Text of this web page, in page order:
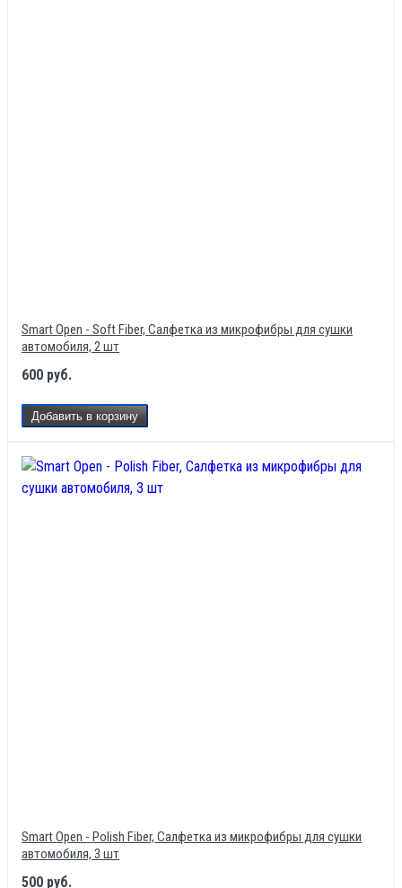
Smart Open - Soft Fiber, Салфетка из микрофибры для сушки
автомобиля, 2 шт
600 руб.
Добавить в корзину
Smart Open - Polish Fiber, Салфетка из микрофибры для сушки
автомобиля, 3 шт
500 руб.